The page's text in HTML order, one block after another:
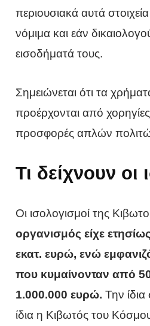
περιουσιακά αυτά
νόμιμα και εάν
εισοδήματά τους.
Σημειώνεται ότι τα
προέρχονται από
προσφορές απλών
Τι δείχνουν οι
Οι ισολογισμοί της
οργανισμός είχε
εκατ. ευρώ, ενώ
που κυμαίνονταν από
1.000.000 ευρώ. Την
ίδια η Κιβωτός του